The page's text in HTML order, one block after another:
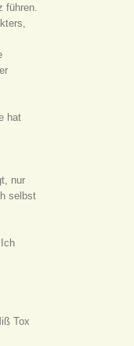
führen.
hat
nur
selbst
Tox